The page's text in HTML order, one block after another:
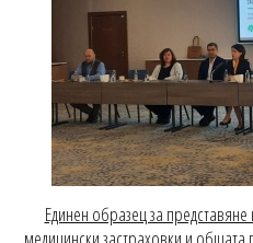
Единен образец за